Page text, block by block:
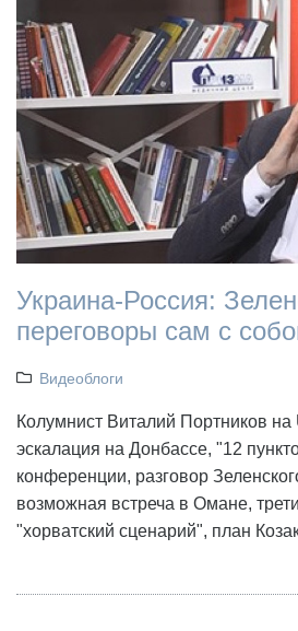
Украина-Россия:
переговоры сам с
Видеоблоги
Колумнист Виталий Портников на
эскалация на Донбассе, "12
конференции, разговор
возможная встреча в Омане,
"хорватский сценарий", план